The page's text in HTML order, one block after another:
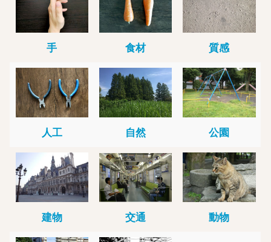
手 食材 質感
人工 自然 公園
建物 交通 動物